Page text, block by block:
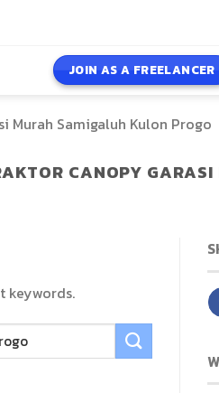
JOIN AS A FREELANCER
Murah Samigaluh Kulon Progo
CANOPY
keywords.